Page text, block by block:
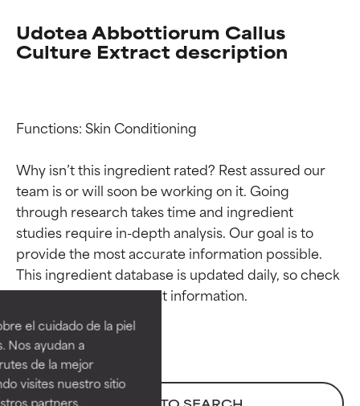
el cuidado de la piel
Nos ayudan a
de la mejor
visites nuestro sitio
partners,
Udotea Abbottiorum Callus
Culture Extract description
Functions: Skin Conditioning
Why isn’t this ingredient rated? Rest assured our
team is or will soon be working on it. Going
through research takes time and ingredient
studies require in-depth analysis. Our goal is to
provide the most accurate information possible.
This ingredient database is updated daily, so check
Calificaciones de
ingredientes
EXCELENTE
Ingrediente sobresaliente con
beneficios reales para la piel. Su
eficacia está demostrada y
Calificaciones de
ingredientes
EXCELENTE
Ingrediente sobresaliente con
beneficios reales para la piel. Su
eficacia está demostrada y